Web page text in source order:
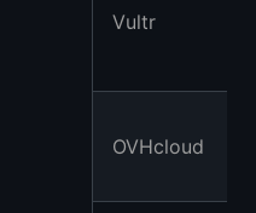
Vultr
OVHcloud